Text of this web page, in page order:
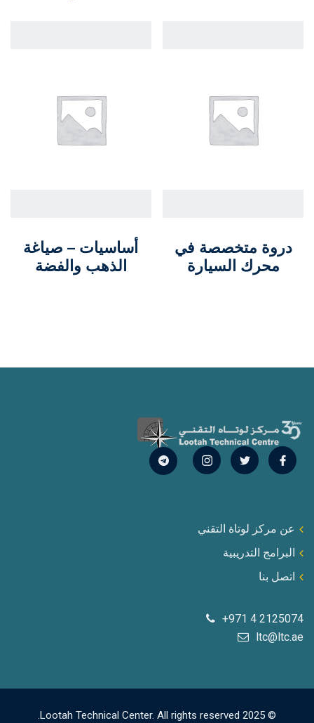
دروة متخصصة في
محرك السيارة
أساسيات – صياغة
الذهب والفضة
عن مركز لوتاة التقني
البرامج التدريبية
اتصل بنا
+971 4 2125074
ltc@ltc.ae
© 2025 Lootah Technical Center. All rights reserved.